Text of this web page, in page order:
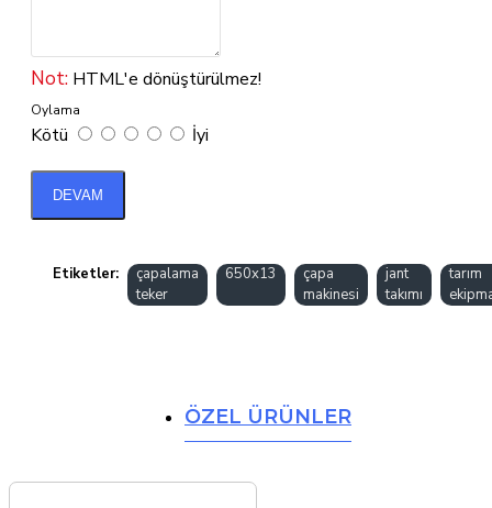
Not: HTML'e dönüştürülmez!
Oylama
Kötü İyi
DEVAM
Etiketler:
çapalama
teker
650x13
çapa
makinesi
jant
takımı
tarım
ÖZEL ÜRÜNLER